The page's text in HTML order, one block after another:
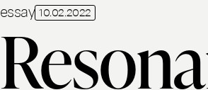
essay 10.02.2022